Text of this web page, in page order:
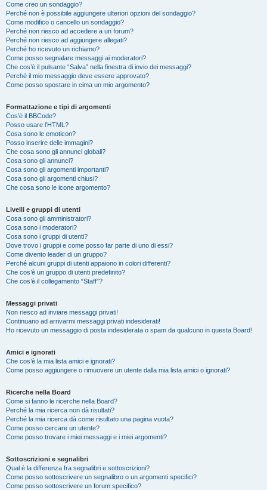
Come creo un sondaggio?
Perché non è possibile aggiungere ulteriori opzioni del sondaggio?
Come modifico o cancello un sondaggio?
Perché non riesco ad accedere a un forum?
Perché non riesco ad aggiungere allegati?
Perché ho ricevuto un richiamo?
Come posso segnalare messaggi ai moderatori?
Che cos’è il pulsante “Salva” nella finestra di invio dei messaggi?
Perché il mio messaggio deve essere approvato?
Come posso spostare in cima un mio argomento?
Formattazione e tipi di argomenti
Cos’è il BBCode?
Posso usare l’HTML?
Cosa sono le emoticon?
Posso inserire delle immagini?
Che cosa sono gli annunci globali?
Cosa sono gli annunci?
Cosa sono gli argomenti importanti?
Cosa sono gli argomenti chiusi?
Che cosa sono le icone argomento?
Livelli e gruppi di utenti
Cosa sono gli amministratori?
Cosa sono i moderatori?
Cosa sono i gruppi di utenti?
Dove trovo i gruppi e come posso far parte di uno di essi?
Come divento leader di un gruppo?
Perché alcuni gruppi di utenti appaiono in colori differenti?
Che cos’è un gruppo di utenti predefinito?
Che cos’è il collegamento “Staff”?
Messaggi privati
Non riesco ad inviare messaggi privati!
Continuano ad arrivarmi messaggi privati indesiderati!
Ho ricevuto un messaggio di posta indesiderata o spam da qualcuno in questa Board!
Amici e ignorati
Che cos’è la mia lista amici e ignorati?
Come posso aggiungere o rimuovere un utente dalla mia lista amici o ignorati?
Ricerche nella Board
Come si fanno le ricerche nella Board?
Perché la mia ricerca non dà risultati?
Perché la mia ricerca dà come risultato una pagina vuota?
Come posso cercare un utente?
Come posso trovare i miei messaggi e i miei argomenti?
Sottoscrizioni e segnalibri
Qual è la differenza fra segnalibri e sottoscrizioni?
Come posso sottoscrivere un segnalibro o un argomenti specifici?
Come posso sottoscrivere un forum specifico?